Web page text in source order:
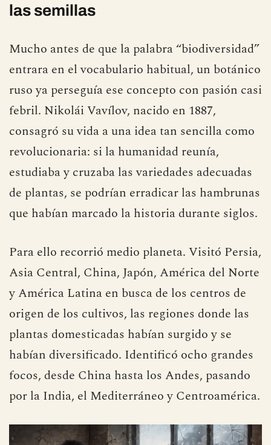
las semillas
Mucho antes de que la palabra “biodiversidad”
entrara en el vocabulario habitual, un botánico
ruso ya perseguía ese concepto con pasión casi
febril. Nikolái Vavílov, nacido en 1887,
consagró su vida a una idea tan sencilla como
revolucionaria: si la humanidad reunía,
estudiaba y cruzaba las variedades adecuadas
de plantas, se podrían erradicar las hambrunas
que habían marcado la historia durante siglos.
Para ello recorrió medio planeta. Visitó Persia,
Asia Central, China, Japón, América del Norte
y América Latina en busca de los centros de
origen de los cultivos, las regiones donde las
plantas domesticadas habían surgido y se
habían diversificado. Identificó ocho grandes
focos, desde China hasta los Andes, pasando
por la India, el Mediterráneo y Centroamérica.